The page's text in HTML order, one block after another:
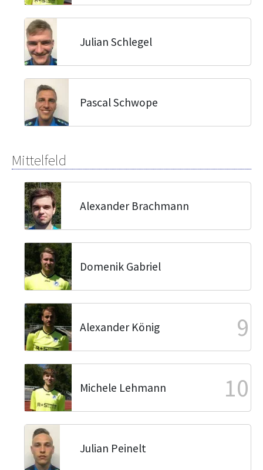
Julian Schlegel
Pascal Schwope
Mittelfeld
Alexander Brachmann
Domenik Gabriel
Alexander König 9
Michele Lehmann 10
Julian Peinelt